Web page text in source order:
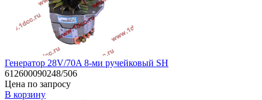
Генератор 28V/70A 8-ми ручейковый SH
612600090248/506
Цена по запросу
В корзину